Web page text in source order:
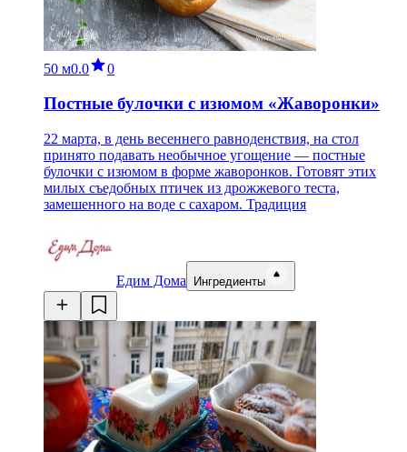
50 м0.0 0
Постные булочки с изюмом «Жаворонки»
22 марта, в день весеннего равноденствия, на стол
принято подавать необычное угощение — постные
булочки с изюмом в форме жаворонков. Готовят этих
милых съедобных птичек из дрожжевого теста,
замешенного на воде с сахаром. Традиция
Едим Дома Ингредиенты